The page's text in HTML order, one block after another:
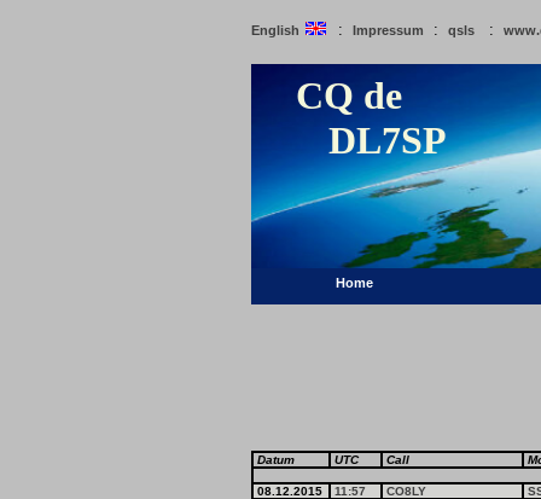
English : Impressum : qsls :
CQ de
DL7SP
Home
Datum UTC Call
08.12.2015 11:57 CO8LY